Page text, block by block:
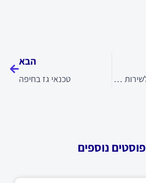
טכנאי גז בקריות לשירות מקצועי
הבא
טכנאי גז בחיפה
פוסטים נוספים